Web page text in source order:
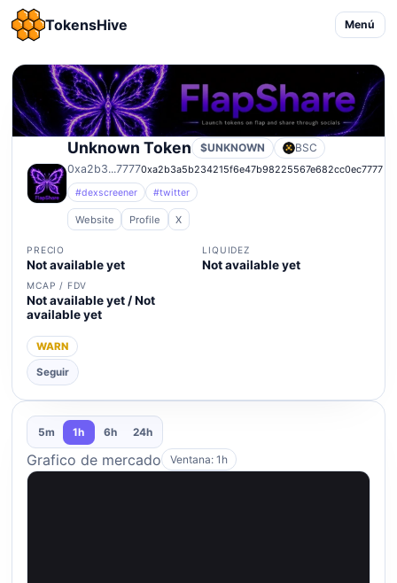
TokensHive Menú
Unknown Token $UNKNOWN
BSC
0xa2b3...77770xa2b3a5b234215f6e47b98225567e682cc0ec7777
#dexscreener #twitter
Website Profile X
PRECIO
Not available yet
LIQUIDEZ
Not available yet
MCAP / FDV
Not available yet / Not
available yet
WARN
Seguir
5m 1h 6h 24h
Grafico de mercado Ventana: 1h